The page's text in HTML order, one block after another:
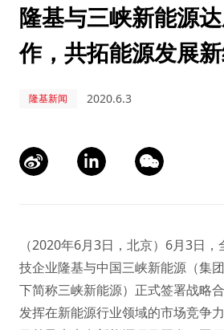
隆基与三峡新能源
作，共拓能源发展
隆基新闻 2020.6.3
（2020年6月3日，北京）6月3日
技企业隆基与中国三峡新能源（集
下简称三峡新能源）正式签署战略
发挥在新能源行业领域的市场竞争